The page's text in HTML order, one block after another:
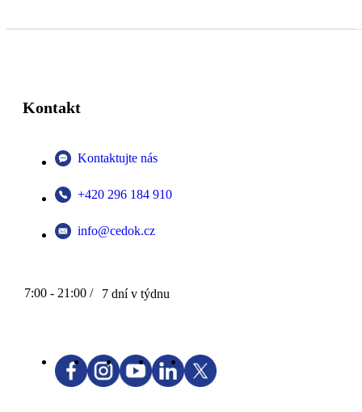
Kontakt
Kontaktujte nás
+420 296 184 910
info@cedok.cz
7:00 - 21:00 / 7 dní v týdnu